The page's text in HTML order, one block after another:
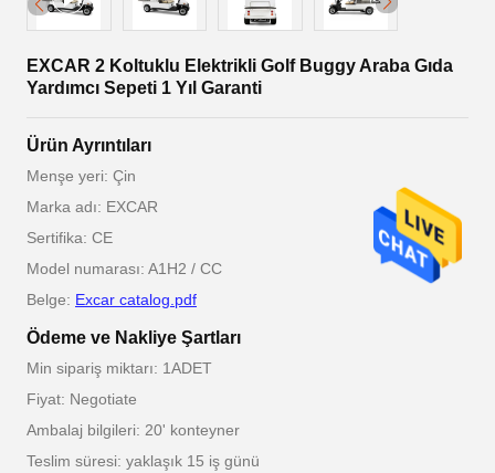
EXCAR 2 Koltuklu Elektrikli Golf Buggy Araba Gıda
Yardımcı Sepeti 1 Yıl Garanti
Ürün Ayrıntıları
Menşe yeri: Çin
Marka adı: EXCAR
Sertifika: CE
Model numarası: A1H2 / CC
Belge: Excar catalog.pdf
Ödeme ve Nakliye Şartları
Min sipariş miktarı: 1ADET
Fiyat: Negotiate
Ambalaj bilgileri: 20' konteyner
Teslim süresi: yaklaşık 15 iş günü